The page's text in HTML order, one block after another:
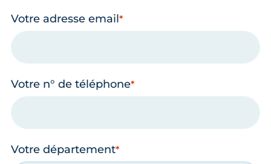
Votre adresse email
Votre n° de téléphone
Votre département